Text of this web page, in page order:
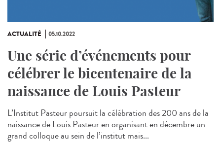
ACTUALITÉ 05.10.2022
Une série d’événements pour
célébrer le bicentenaire de la
naissance de Louis Pasteur
L’Institut Pasteur poursuit la célébration des 200 ans de la
naissance de Louis Pasteur en organisant en décembre un
grand colloque au sein de l’institut mais...